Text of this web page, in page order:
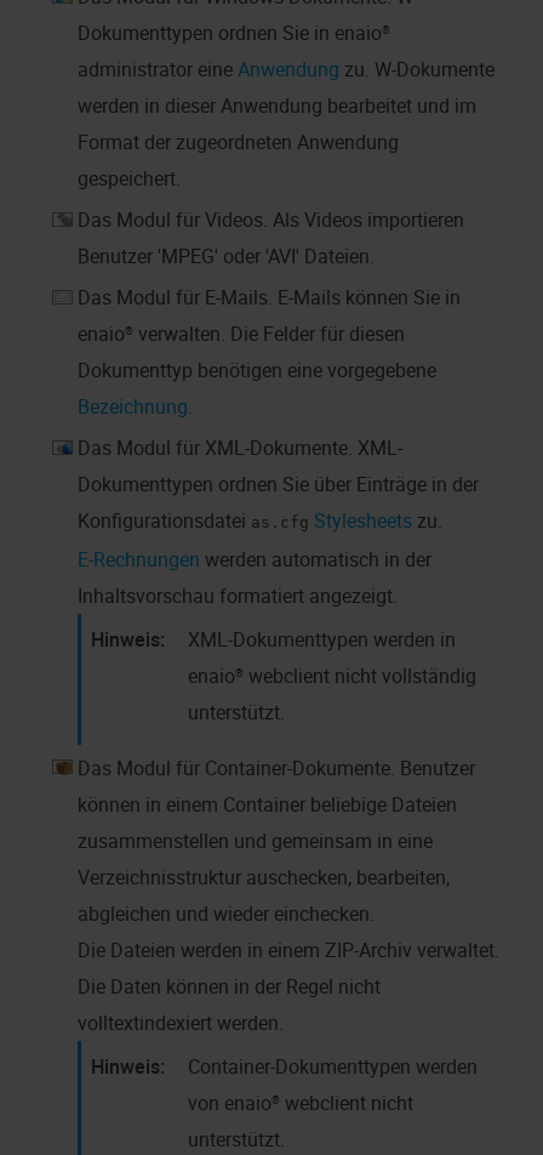
Dokumenttypen ordnen Sie in enaio®
administrator eineAnwendung zu. W-Dokumente
werden in dieser Anwendung bearbeitet und im
Format der zugeordneten Anwendung
gespeichert.
Das Modul für Videos. Als Videos importieren
Benutzer 'MPEG' oder 'AVI' Dateien.
Das Modul für E-Mails. E-Mails können Sie in
enaio® verwalten. Die Felder für diesen
Dokumenttyp benötigen eine vorgegebene
Bezeichnung.
Das Modul für XML-Dokumente. XML-
Dokumenttypen ordnen Sie über Einträge in der
Konfigurationsdatei as.cfg Stylesheets zu.
E-Rechnungen werden automatisch in der
Inhaltsvorschau formatiert angezeigt.
XML-Dokumenttypen werden in
enaio® webclient nicht vollständig
unterstützt.
Das Modul für Container-Dokumente. Benutzer
können in einem Container beliebige Dateien
zusammenstellen und gemeinsam in eine
Verzeichnisstruktur auschecken, bearbeiten,
abgleichen und wieder einchecken.
Die Dateien werden in einem ZIP-Archiv verwaltet.
Die Daten können in der Regel nicht
volltextindexiert werden.
Container-Dokumenttypen werden
von enaio® webclient nicht
unterstützt.